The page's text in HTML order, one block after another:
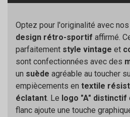
Optez pour l'originalité avec nos
design rétro-sportif affirmé.
parfaitement style vintage et
sont confectionnées avec des
un suède agréable au toucher
empiècements en textile
éclatant. Le logo "A" distinctif
flanc ajoute une touche